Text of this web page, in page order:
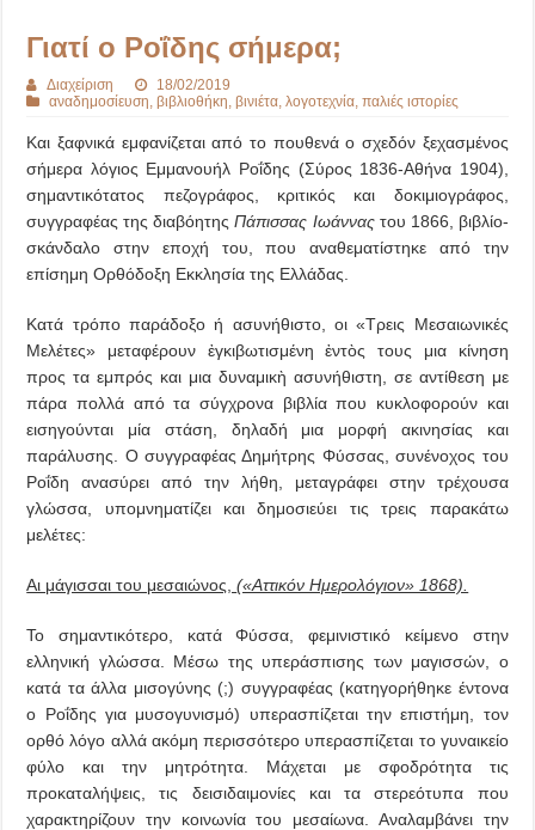
Γιατί ο Ροΐδης σήμερα;
Διαχείριση
18/02/2019
αναδημοσίευση ,βιβλιοθήκη ,βινιέτα ,λογοτεχνία ,παλιές ιστορίες
Και ξαφνικά εμφανίζεται από το πουθενά ο σχεδόν ξεχασμένος
σήμερα λόγιος Εμμανουήλ Ροΐδης (Σύρος 1836-Αθήνα 1904),
σημαντικότατος πεζογράφος, κριτικός και δοκιμιογράφος,
συγγραφέας της διαβόητηςΠάπισσας Ιωάνναςτου 1866, βιβλίο-
σκάνδαλο στην εποχή του, που αναθεματίστηκε από την
επίσημη Ορθόδοξη Εκκλησία της Ελλάδας.
Κατά τρόπο παράδοξο ή ασυνήθιστο, οι «Τρεις Μεσαιωνικές
Μελέτες» μεταφέρουν ἐγκιβωτισμένη ἐντὸς τους μια κίνηση
προς τα εμπρός και μια δυναμικὴ ασυνήθιστη, σε αντίθεση με
πάρα πολλά από τα σύγχρονα βιβλία που κυκλοφορούν και
εισηγούνται μία στάση, δηλαδή μια μορφή ακινησίας και
παράλυσης. Ο συγγραφέας Δημήτρης Φύσσας, συνένοχος του
Ροΐδη ανασύρει από την λήθη, μεταγράφει στην τρέχουσα
γλώσσα, υπομνηματίζει και δημοσιεύει τις τρεις παρακάτω
μελέτες:
Αι μάγισσαι του μεσαιώνος,(«Αττικόν Ημερολόγιον» 1868).
Το σημαντικότερο, κατά Φύσσα, φεμινιστικό κείμενο στην
ελληνική γλώσσα. Μέσω της υπεράσπισης των μαγισσών, ο
κατά τα άλλα μισογύνης (;) συγγραφέας (κατηγορήθηκε έντονα
ο Ροΐδης για μυσογυνισμό) υπερασπίζεται την επιστήμη, τον
ορθό λόγο αλλά ακόμη περισσότερο υπερασπίζεται το γυναικείο
φύλο και την μητρότητα. Μάχεται με σφοδρότητα τις
προκαταλήψεις, τις δεισιδαιμονίες και τα στερεότυπα που
χαρακτηρίζουν την κοινωνία του μεσαίωνα. Αναλαμβάνει την